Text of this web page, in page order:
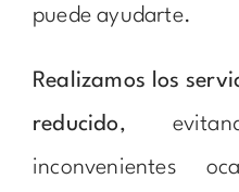
puede ayudarte.
Realizamos los
reducido,
inconvenientes